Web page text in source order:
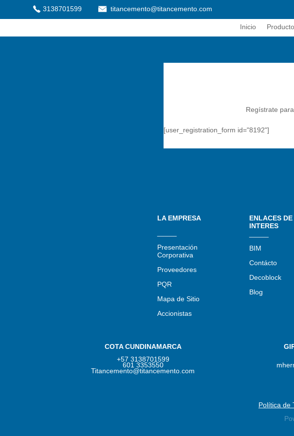
3138701599 titancemento@titancemento.com
Inicio
Regístrate
[user_registration_form id="8192"]
LA EMPRESA
Presentación
Corporativa
Proveedores
PQR
Mapa de Sitio
Accionistas
ENLACES DE
INTERES
BIM
Contácto
Decoblock
Blog
COTA CUNDINAMARCA
+57 3138701599
601 3353550
Titancemento@titancemento.com
Política de